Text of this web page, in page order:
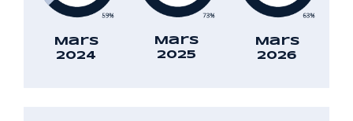
Mars
2024
Mars
2025
Mars
2026